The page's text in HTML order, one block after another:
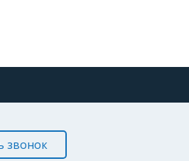
звонок